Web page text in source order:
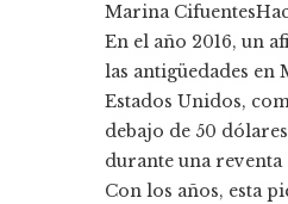
Marina Cifuentes
En el año 2016, un
las antigüedades en
Estados Unidos,
debajo de 50
durante una reventa
Con los años, esta